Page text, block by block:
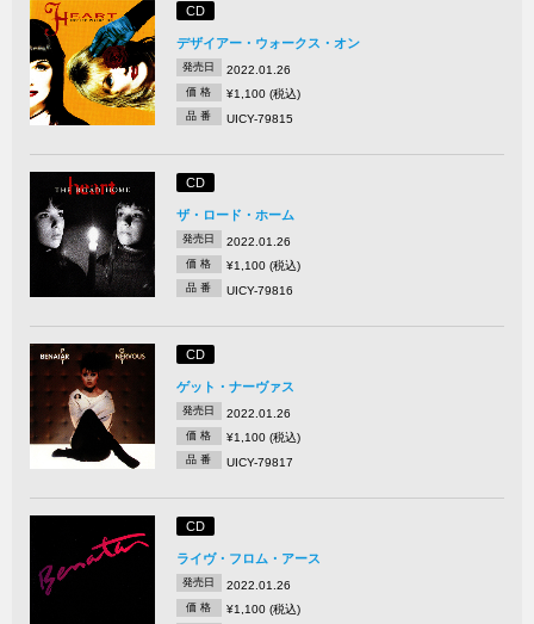
CD
デザイアー・ウォークス・オン
発売日 2022.01.26
価 格 ¥1,100 (税込)
品 番 UICY-79815
CD
ザ・ロード・ホーム
発売日 2022.01.26
価 格 ¥1,100 (税込)
品 番 UICY-79816
CD
ゲット・ナーヴァス
発売日 2022.01.26
価 格 ¥1,100 (税込)
品 番 UICY-79817
CD
ライヴ・フロム・アース
発売日 2022.01.26
価 格 ¥1,100 (税込)